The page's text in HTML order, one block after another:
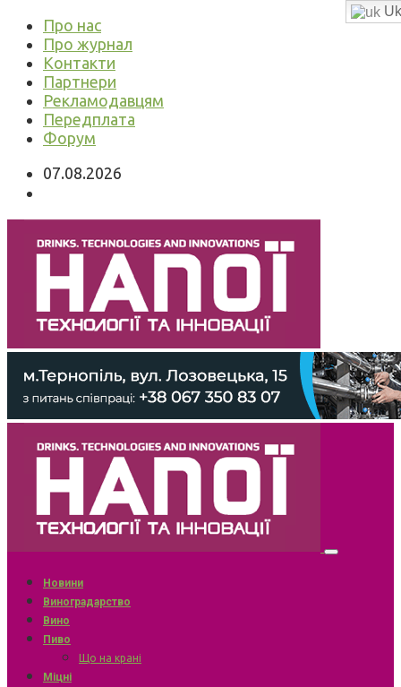
Про нас
Про журнал
Контакти
Партнери
Рекламодавцям
Передплата
Форум
07.08.2026
Новини
Виноградарство
Вино
Пиво
Що на крані
Міцні